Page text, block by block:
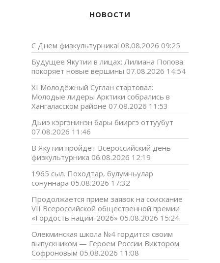
НОВОСТИ
С Днем физкультурника! 08.08.2026 09:25
Будущее Якутии в лицах: Лилиана Попова
покоряет новые вершины 07.08.2026 14:54
XI Молодёжный Суглан стартовал:
Молодые лидеры Арктики собрались в
Хангаласском районе 07.08.2026 11:53
Дьиэ кэргэнинэн бары бииргэ оттуубут
07.08.2026 11:46
В Якутии пройдет Всероссийский день
физкультурника 06.08.2026 12:19
1965 сыл. Походтар, булумньулар
сонуннара 05.08.2026 17:32
Продолжается прием заявок на соискание
VII Всероссийской общественной премии
«Гордость нации-2026» 05.08.2026 15:24
Олекминская школа №4 гордится своим
выпускником — Героем России Виктором
Софроновым 05.08.2026 11:08